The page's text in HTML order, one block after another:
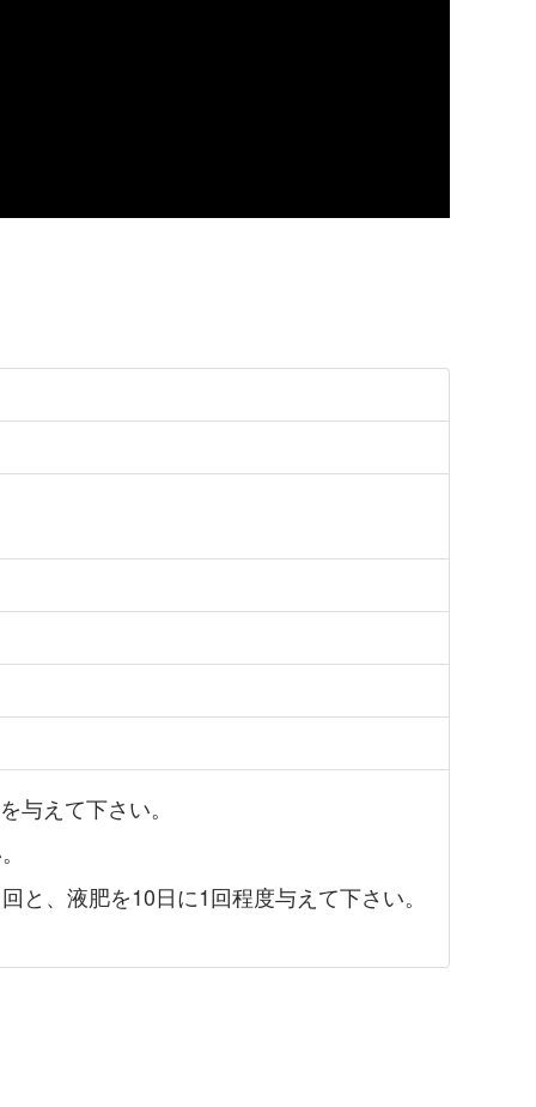
与えて下さい。
と、液肥を10日に1回程度与えて下さい。